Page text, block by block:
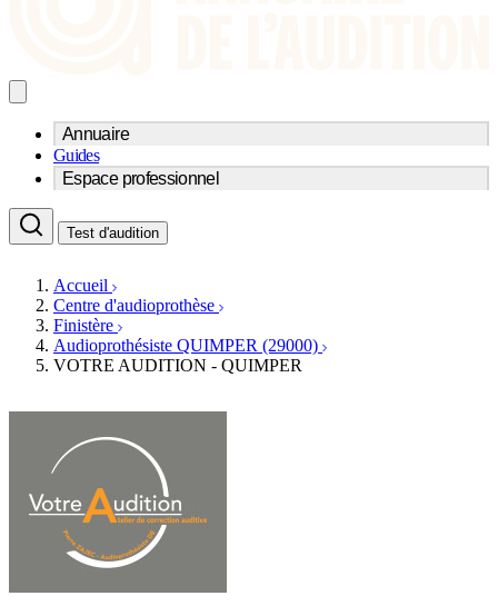
Annuaire
Trouvez un professionnel de l'audition
Centre d'audioprothèse
Médecins ORL & Phoniatres
Écoles spécialisées
Fournisseurs
Associations
Guides
Espace professionnel
Acteurs et services
Fournisseurs
Services ORL
Orthophonistes
Formations et écoles
Organismes / Syndicats
Produits
Actualités
AuditionTV
Évènements
Test d'audition
Accueil
Centre d'audioprothèse
Finistère
Audioprothésiste QUIMPER (29000)
VOTRE AUDITION - QUIMPER